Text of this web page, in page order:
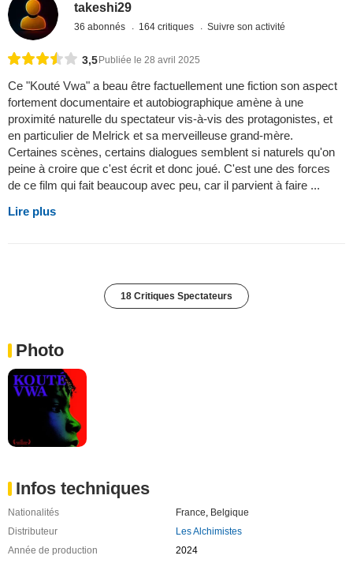
takeshi29
36 abonnés 164 critiques Suivre son activité
3,5Publiée le 28 avril 2025
Ce "Kouté Vwa" a beau être factuellement une fiction son aspect
fortement documentaire et autobiographique amène à une
proximité naturelle du spectateur vis-à-vis des protagonistes, et
en particulier de Melrick et sa merveilleuse grand-mère.
Certaines scènes, certains dialogues semblent si naturels qu'on
peine à croire que c'est écrit et donc joué. C'est une des forces
de ce film qui fait beaucoup avec peu, car il parvient à faire ...
Lire plus
18 Critiques Spectateurs
Photo
Infos techniques
Nationalités France, Belgique
Distributeur
Les Alchimistes
Année de production
2024